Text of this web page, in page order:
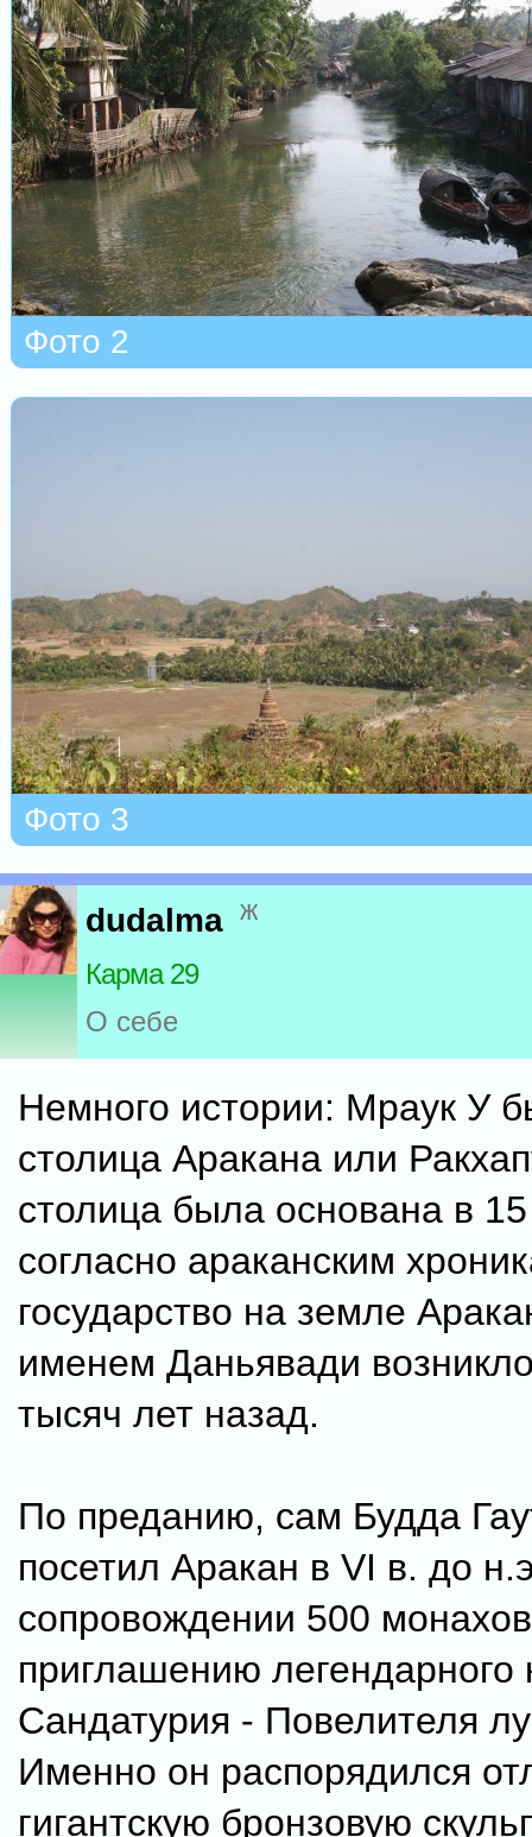
Фото 2
Фото 3
dudalma ж
Карма 29
О себе
Немного истории: Мраук У
столица Аракана или
столица была основана в
согласно араканским
государство на земле
именем Даньявади
тысяч лет назад.
По преданию, сам Будда
посетил Аракан в VI в. до
сопровождении 500
приглашению легендарного
Сандатурия - Повелителя
Именно он распорядился
гигантскую бронзовую